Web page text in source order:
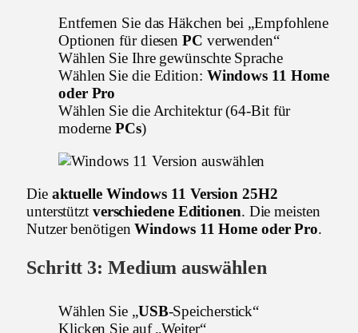
Entfernen Sie das Häkchen bei „Empfohlene
Optionen für diesenPC verwenden“
Wählen Sie Ihre gewünschte Sprache
Wählen Sie die Edition: Windows 11 Home
oder Pro
Wählen Sie die Architektur (64-Bit für
modernePCs)
Die aktuelle Windows 11 Version 25H2
unterstützt verschiedene Editionen. Die meisten
Nutzer benötigenWindows 11 Home oder Pro.
Schritt 3: Medium auswählen
Wählen Sie „USB-Speicherstick“
Klicken Sie auf „Weiter“